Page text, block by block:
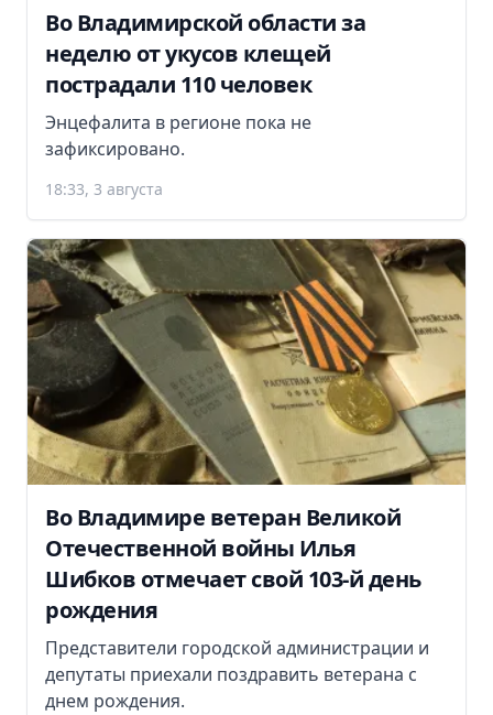
Во Владимирской области за
неделю от укусов клещей
пострадали 110 человек
Энцефалита в регионе пока не
зафиксировано.
18:33, 3 августа
Во Владимире ветеран Великой
Отечественной войны Илья
Шибков отмечает свой 103-й день
рождения
Представители городской администрации и
депутаты приехали поздравить ветерана с
днем рождения.